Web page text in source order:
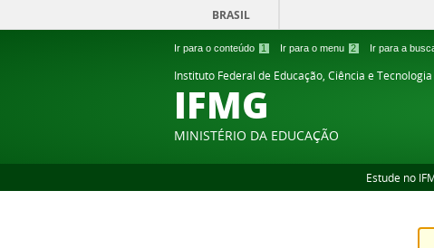
Ir para o conteúdo 1 Ir para o menu 2 Ir para a
BRASIL
Instituto Federal de Educação, Ciência e
IFMG
MINISTÉRIO DA EDUCAÇÃO
Estude no